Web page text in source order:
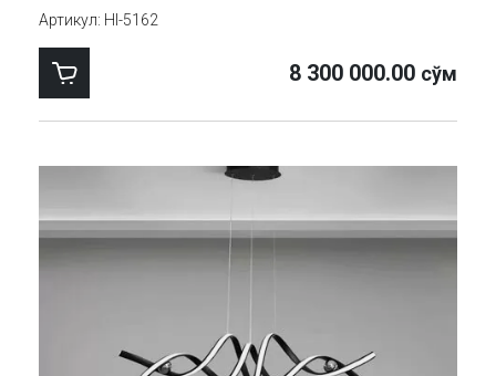
Артикул: HI-5162
8 300 000.00 сўм